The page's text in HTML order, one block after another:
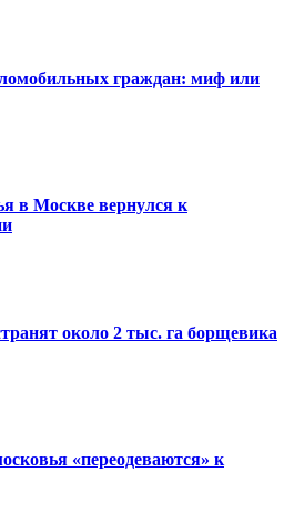
граждан: миф или
в Москве вернулся к
около 2 тыс. га борщевика
«переодеваются» к